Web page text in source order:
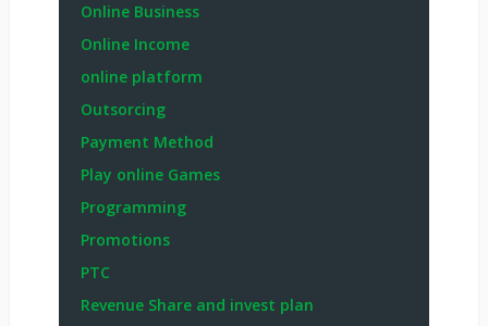
Online Business
Online Income
online platform
Outsorcing
Payment Method
Play online Games
Programming
Promotions
PTC
Revenue Share and invest plan